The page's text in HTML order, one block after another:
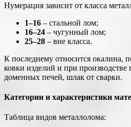
Нумерация зависит от класса
1–16 – стальной лом;
16–24 – чугунный лом;
25–28 – вне класса.
К последнему относится окалина,
ковки изделий и при производстве
доменных печей, шлак от сварки.
Категории и характеристики
Таблица видов металлолома: